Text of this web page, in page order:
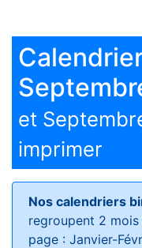
et
imprimer
Nos calendriers
regroupent 2
page : Janvier-